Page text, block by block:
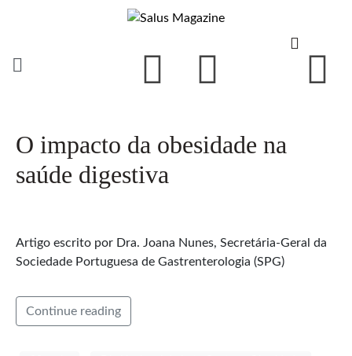
O impacto da obesidade na
saúde digestiva
Artigo escrito por Dra. Joana Nunes, Secretária-Geral da
Sociedade Portuguesa de Gastrenterologia (SPG)
Continue reading